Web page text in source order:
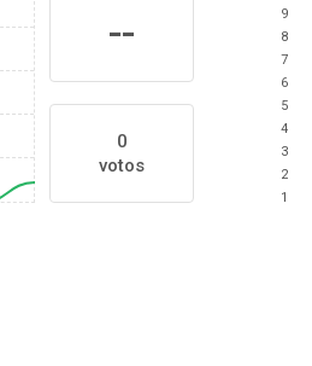
--
0
votos
9
8
7
6
5
4
3
2
1